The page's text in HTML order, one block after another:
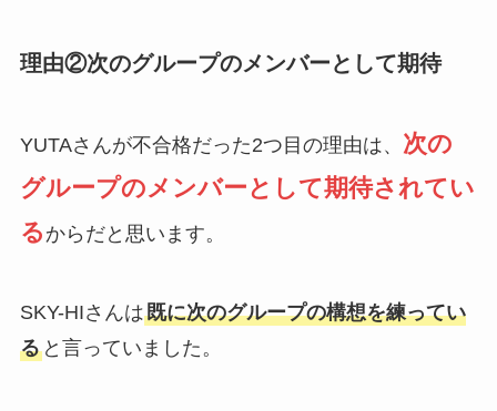
理由②次のグループのメンバーとして期待
YUTAさんが不合格だった2つ目の理由は、 次の
グループのメンバーとして期待されてい
る からだと思います。
SKY-HIさんは既に次のグループの構想を練ってい
ると言っていました。